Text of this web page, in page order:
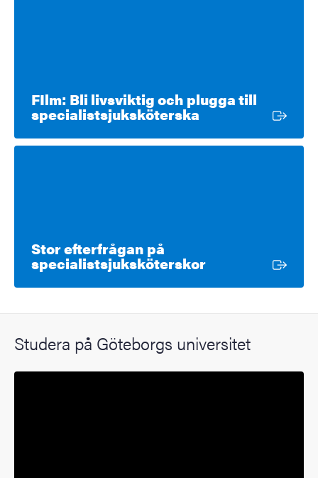
FIlm: Bli livsviktig och plugga till
specialistsjuksköterska Extern länk
Stor efterfrågan på
specialistsjuksköterskorExtern länk
Studera på Göteborgs universitet